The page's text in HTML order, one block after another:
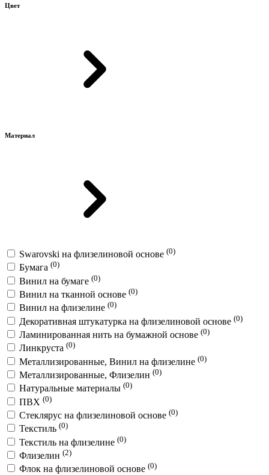
Цвет
Материал
Swarovski на флизелиновой основе (0)
Бумага (0)
Винил на бумаге (0)
Винил на тканной основе (0)
Винил на флизелине (0)
Декоративная штукатурка на флизелиновой основе (0)
Ламинированная нить на бумажной основе (0)
Линкруста (0)
Металлизированные, Винил на флизелине (0)
Металлизированные, Флизелин (0)
Натуральные материалы (0)
ПВХ (0)
Стеклярус на флизелиновой основе (0)
Текстиль (0)
Текстиль на флизелине (0)
Флизелин (2)
Флок на флизелиновой основе (0)